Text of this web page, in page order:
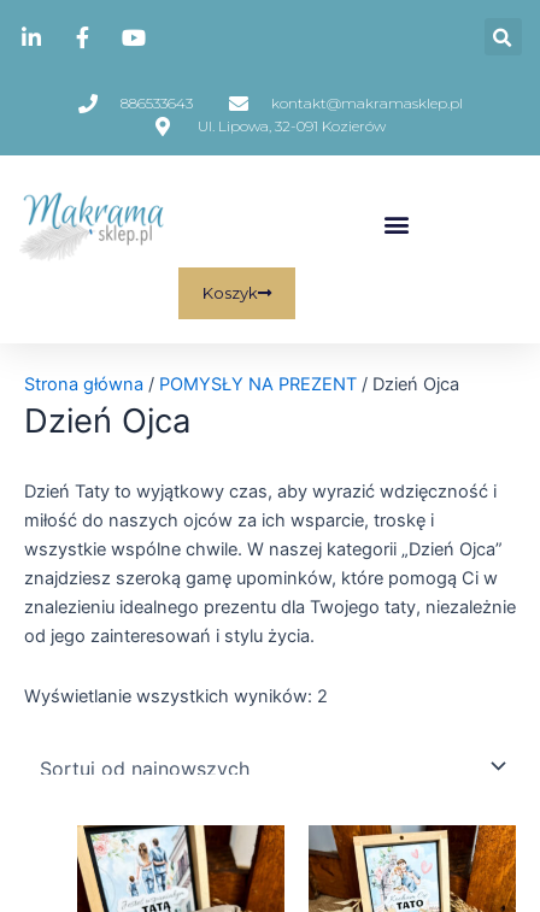
886533643
kontakt@makramasklep.pl
Ul. Lipowa, 32-091 Kozierów
Koszyk
Strona główna / POMYSŁY NA PREZENT / Dzień Ojca
Dzień Ojca
Dzień Taty to wyjątkowy czas, aby wyrazić wdzięczność i
miłość do naszych ojców za ich wsparcie, troskę i
wszystkie wspólne chwile. W naszej kategorii „Dzień Ojca”
znajdziesz szeroką gamę upominków, które pomogą Ci w
znalezieniu idealnego prezentu dla Twojego taty, niezależnie
od jego zainteresowań i stylu życia.
Wyświetlanie wszystkich wyników: 2